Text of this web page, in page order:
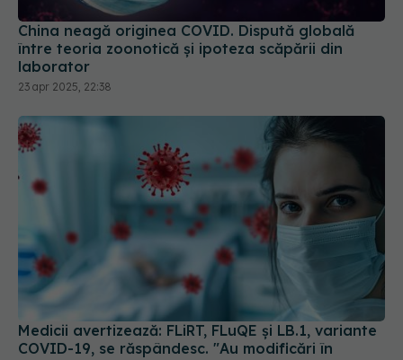
între teoria zoonotică și ipoteza scăpării din
laborator
23 apr 2025, 22:38
Medicii avertizează: FLiRT, FLuQE și LB.1, variante
COVID-19, se răspândesc. "Au modificări în
proteina spike. Ignoră imunitatea de la vaccin
sau infectarea anterioară
10 iul 2024, 20:12